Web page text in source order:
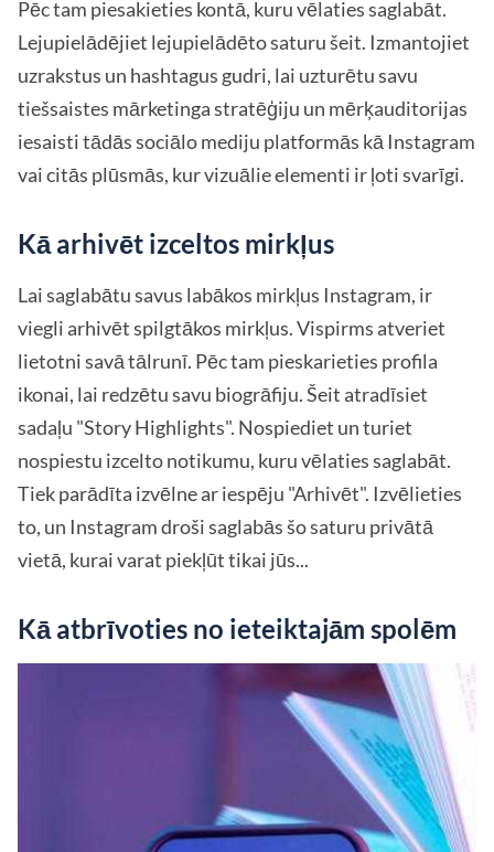
Pēc tam piesakieties kontā, kuru vēlaties saglabāt.
Lejupielādējiet lejupielādēto saturu šeit. Izmantojiet
uzrakstus un hashtagus gudri, lai uzturētu savu
tiešsaistes mārketinga stratēģiju un mērķauditorijas
iesaisti tādās sociālo mediju platformās kā Instagram
vai citās plūsmās, kur vizuālie elementi ir ļoti svarīgi.
Kā arhivēt izceltos mirkļus
Lai saglabātu savus labākos mirkļus Instagram, ir
viegli arhivēt spilgtākos mirkļus. Vispirms atveriet
lietotni savā tālrunī. Pēc tam pieskarieties profila
ikonai, lai redzētu savu biogrāfiju. Šeit atradīsiet
sadaļu "Story Highlights". Nospiediet un turiet
nospiestu izcelto notikumu, kuru vēlaties saglabāt.
Tiek parādīta izvēlne ar iespēju "Arhivēt". Izvēlieties
to, un Instagram droši saglabās šo saturu privātā
vietā, kurai varat piekļūt tikai jūs...
Kā atbrīvoties no ieteiktajām spolēm